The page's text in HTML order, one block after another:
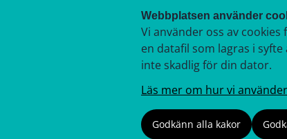
Webbplatsen använder
Vi använder oss av
en datafil som lagras i
inte skadlig för din dator.
Läs mer om hur vi
Godkänn alla kakor